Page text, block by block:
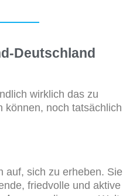
Deutschland
wirklich das zu
können, noch tatsächlich
auf, sich zu erheben. Sie
friedvolle und aktive